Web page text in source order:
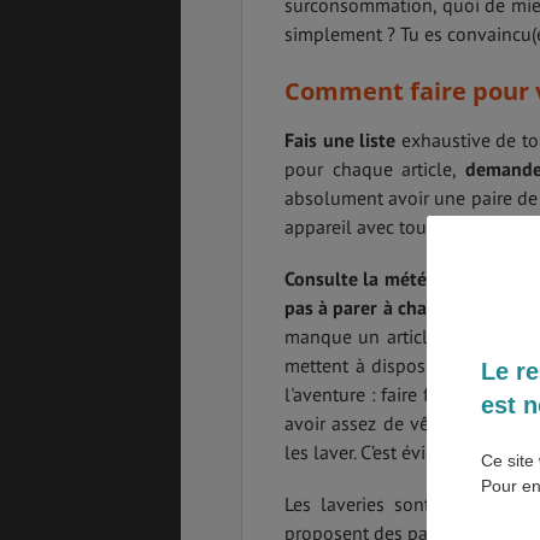
simplement ? Tu es
Comment faire pour
Fais une liste exhaustive de
pour chaque article,
absolument avoir une paire
appareil avec tous mes
Consulte la météo de ta
pas à parer à chaque
manque un article, tu pourras
mettent à disposition des
l'aventure : faire face à
avoir assez de vêtements
les laver. C’est évident dans
Les laveries sont courantes
proposent des payantes et
Le
est
Ce site
Pour